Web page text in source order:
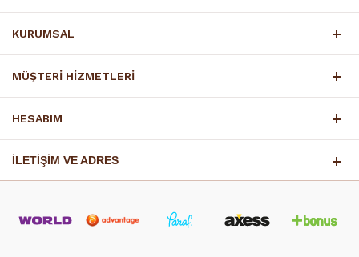
KURUMSAL
MÜŞTERİ HİZMETLERİ
HESABIM
İLETİŞİM VE ADRES